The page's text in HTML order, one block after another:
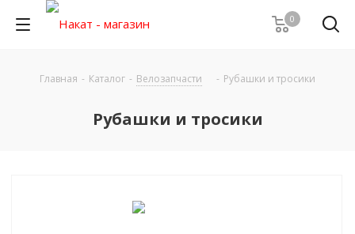
0
Главная - Каталог - Велозапчасти - Рубашки и тросики
Рубашки и тросики